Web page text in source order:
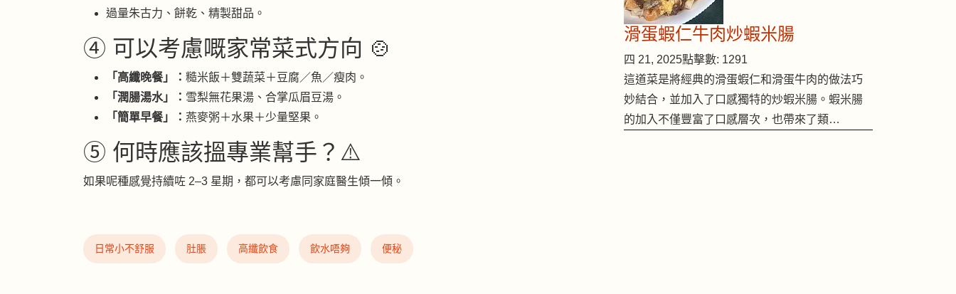
過量朱古力、餅乾、精製甜品。
④ 可以考慮嘅家常菜式方向 🍲
「高纖晚餐」： 糙米飯＋雙蔬菜＋豆腐／魚／瘦肉。
「潤腸湯水」： 雪梨無花果湯、合掌瓜眉豆湯。
「簡單早餐」： 燕麥粥＋水果＋少量堅果。
⑤ 何時應該搵專業幫手？⚠️
如果呢種感覺持續咗 2–3 星期，都可以考慮同家庭醫生傾一傾。
日常小不舒服 肚脹 高纖飲食 飲水唔夠 便秘
滑蛋蝦仁牛肉炒蝦米腸
四 21, 2025點擊數: 1291
這道菜是將經典的滑蛋蝦仁和滑蛋牛肉的做法巧
妙結合，並加入了口感獨特的炒蝦米腸。蝦米腸
的加入不僅豐富了口感層次，也帶來了類…